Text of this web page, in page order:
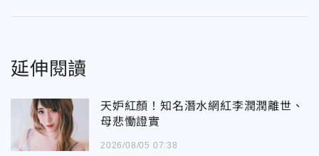
延伸閱讀
天妒紅顏！知名潛水網紅李潤潤離世、
母悲慟證實
2026/08/05 07:38